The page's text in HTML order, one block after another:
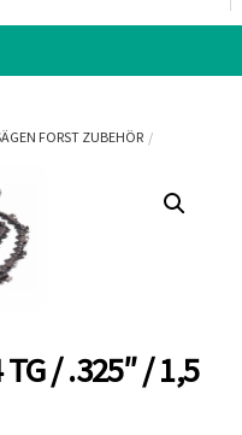
FORST ZUBEHÖR
/ .325″ / 1,5